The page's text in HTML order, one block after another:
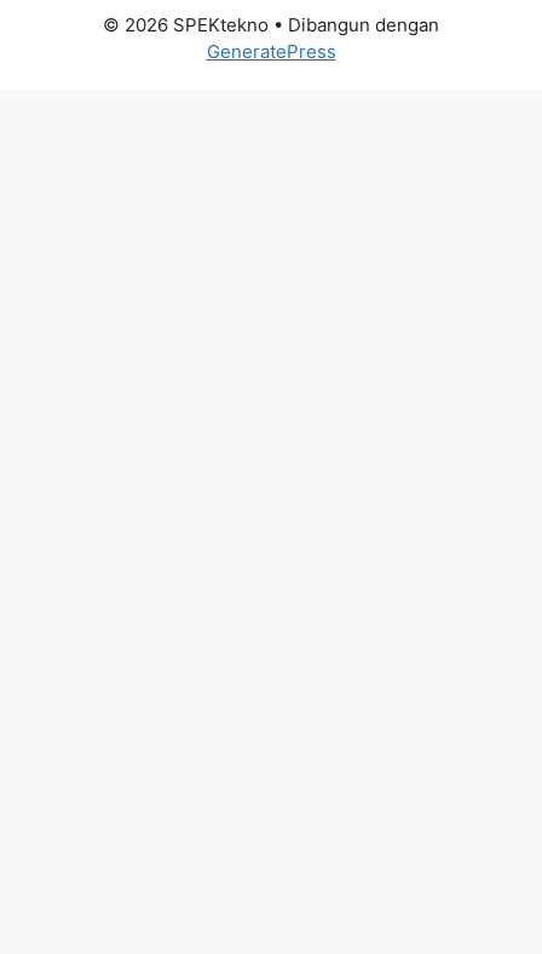
© 2026 SPEKtekno • Dibangun dengan
GeneratePress